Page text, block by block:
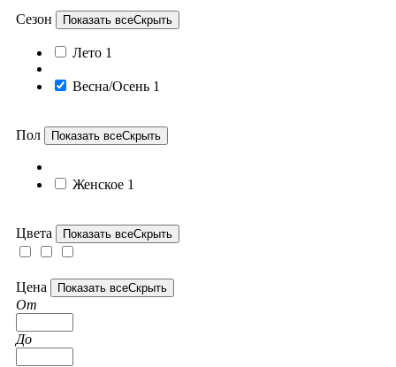
Сезон Показать всеСкрыть
Лето 1
Весна/Осень 1
Пол Показать всеСкрыть
Женское 1
Цвета Показать всеСкрыть
Цена Показать всеСкрыть
От
До